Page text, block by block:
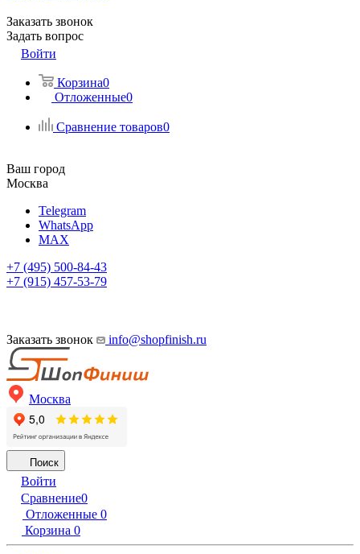
Заказать звонок
Задать вопрос
Войти
Корзина0
Отложенные0
Сравнение товаров0
Ваш город
Москва
Telegram
WhatsApp
MAX
+7 (495) 500-84-43
+7 (915) 457-53-79
Заказать звонок info@shopfinish.ru
Москва
Поиск
Войти
Сравнение0
Отложенные 0
Корзина 0